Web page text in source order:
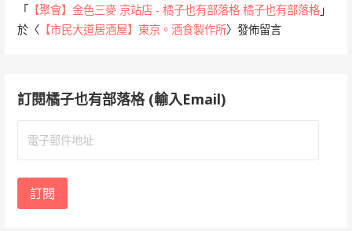
「
【聚會】金色三麥 京站店 - 橘子也有部落格 橘子也有部落格 」
於〈 【市民大道居酒屋】東京。酒食製作所〉發佈留言
訂閱橘子也有部落格 (輸入Email)
地
訂閱